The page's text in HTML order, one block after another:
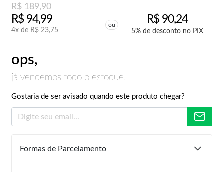
R$189,90
R$94,99
4x de R$ 23,75
ou R$90,24
5% de desconto no PIX
ops,
já vendemos todo o estoque!
Gostaria de ser avisado quando este produto chegar?
Formas de Parcelamento